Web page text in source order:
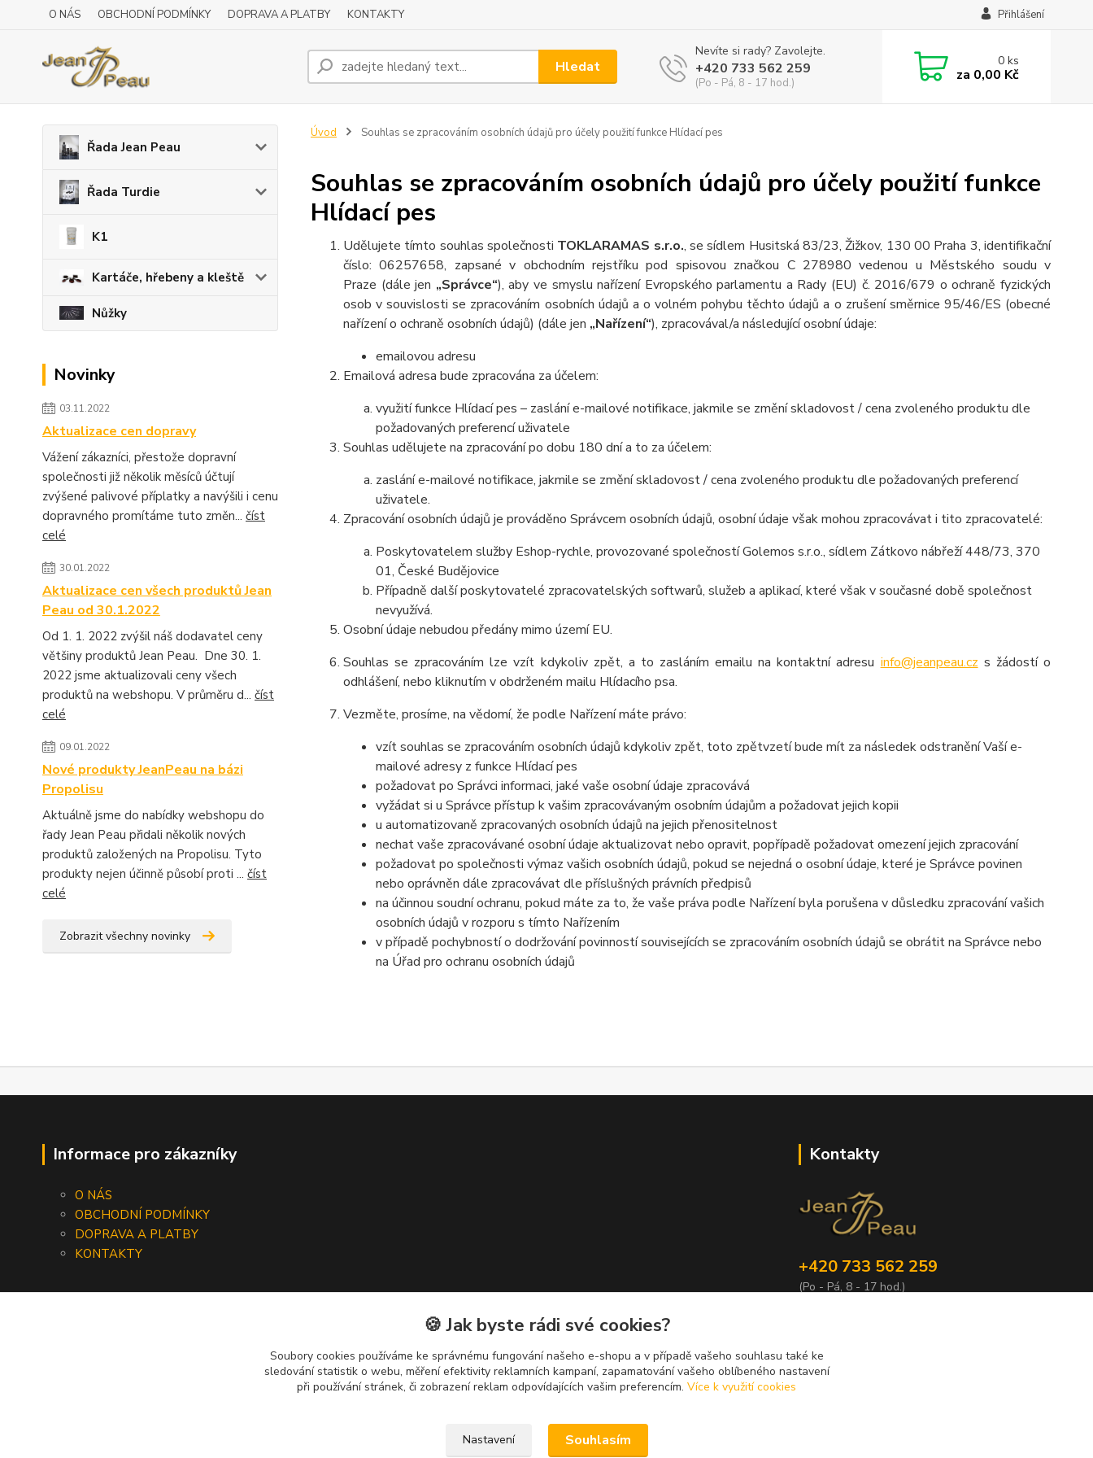
O NÁS OBCHODNÍ PODMÍNKY DOPRAVA A PLATBY KONTAKTY Přihlášení
Hledat
Nevíte si rady? Zavolejte.
+420 733 562 259
(Po - Pá, 8 - 17 hod.)
0ks
za 0,00 Kč
Řada Jean Peau
Řada Turdie
K1
Kartáče, hřebeny a kleště
Nůžky
Novinky
03.11.2022
Aktualizace cen dopravy
Vážení zákazníci, přestože dopravní
společnosti již několik měsíců účtují
zvýšené palivové příplatky a navýšili i cenu
dopravného promítáme tuto změn... číst
celé
30.01.2022
Aktualizace cen všech produktů Jean
Peau od 30.1.2022
Od 1. 1. 2022 zvýšil náš dodavatel ceny
většiny produktů Jean Peau. Dne 30. 1.
2022 jsme aktualizovali ceny všech
produktů na webshopu. V průměru d... číst
celé
09.01.2022
Nové produkty JeanPeau na bázi
Propolisu
Aktuálně jsme do nabídky webshopu do
řady Jean Peau přidali několik nových
produktů založených na Propolisu. Tyto
produkty nejen účinně působí proti ... číst
celé
Zobrazit všechny novinky
Úvod Souhlas se zpracováním osobních údajů pro účely použití funkce Hlídací pes
Souhlas se zpracováním osobních údajů pro účely použití funkce
Hlídací pes
Udělujete tímto souhlas společnosti TOKLARAMAS s.r.o., se sídlem Husitská 83/23, Žižkov, 130 00 Praha 3, identifikační
číslo: 06257658, zapsané v obchodním rejstříku pod spisovou značkou C 278980 vedenou u Městského soudu v
Praze (dále jen „Správce“), aby ve smyslu nařízení Evropského parlamentu a Rady (EU) č. 2016/679 o ochraně fyzických
osob v souvislosti se zpracováním osobních údajů a o volném pohybu těchto údajů a o zrušení směrnice 95/46/ES (obecné
nařízení o ochraně osobních údajů) (dále jen „Nařízení“), zpracovával/a následující osobní údaje:
emailovou adresu
Emailová adresa bude zpracována za účelem:
využití funkce Hlídací pes – zaslání e-mailové notifikace, jakmile se změní skladovost / cena zvoleného produktu dle
požadovaných preferencí uživatele
Souhlas udělujete na zpracování po dobu 180 dní a to za účelem:
zaslání e-mailové notifikace, jakmile se změní skladovost / cena zvoleného produktu dle požadovaných preferencí
uživatele.
Zpracování osobních údajů je prováděno Správcem osobních údajů, osobní údaje však mohou zpracovávat i tito zpracovatelé:
Poskytovatelem služby Eshop-rychle, provozované společností Golemos s.r.o., sídlem Zátkovo nábřeží 448/73, 370
01, České Budějovice
Případně další poskytovatelé zpracovatelských softwarů, služeb a aplikací, které však v současné době společnost
nevyužívá.
Osobní údaje nebudou předány mimo území EU.
Souhlas se zpracováním lze vzít kdykoliv zpět, a to zasláním emailu na kontaktní adresu info@jeanpeau.cz s žádostí o
odhlášení, nebo kliknutím v obdrženém mailu Hlídacího psa.
Vezměte, prosíme, na vědomí, že podle Nařízení máte právo:
vzít souhlas se zpracováním osobních údajů kdykoliv zpět, toto zpětvzetí bude mít za následek odstranění Vaší e-
mailové adresy z funkce Hlídací pes
požadovat po Správci informaci, jaké vaše osobní údaje zpracovává
vyžádat si u Správce přístup k vašim zpracovávaným osobním údajům a požadovat jejich kopii
u automatizovaně zpracovaných osobních údajů na jejich přenositelnost
nechat vaše zpracovávané osobní údaje aktualizovat nebo opravit, popřípadě požadovat omezení jejich zpracování
požadovat po společnosti výmaz vašich osobních údajů, pokud se nejedná o osobní údaje, které je Správce povinen
nebo oprávněn dále zpracovávat dle příslušných právních předpisů
na účinnou soudní ochranu, pokud máte za to, že vaše práva podle Nařízení byla porušena v důsledku zpracování vašich
osobních údajů v rozporu s tímto Nařízením
v případě pochybností o dodržování povinností souvisejících se zpracováním osobních údajů se obrátit na Správce nebo
na Úřad pro ochranu osobních údajů
Informace pro zákazníky
O NÁS
OBCHODNÍ PODMÍNKY
DOPRAVA A PLATBY
KONTAKTY
Kontakty
+420 733 562 259
(Po - Pá, 8 - 17 hod.)
Upravit sběr cookies.
🍪 Jak byste rádi své cookies?
Soubory cookies používáme ke správnému fungování našeho e-shopu a v případě vašeho souhlasu také ke
sledování statistik o webu, měření efektivity reklamních kampaní, zapamatování vašeho oblíbeného nastavení
při používání stránek, či zobrazení reklam odpovídajících vašim preferencím. Více k využití cookies
Nastavení Souhlasím